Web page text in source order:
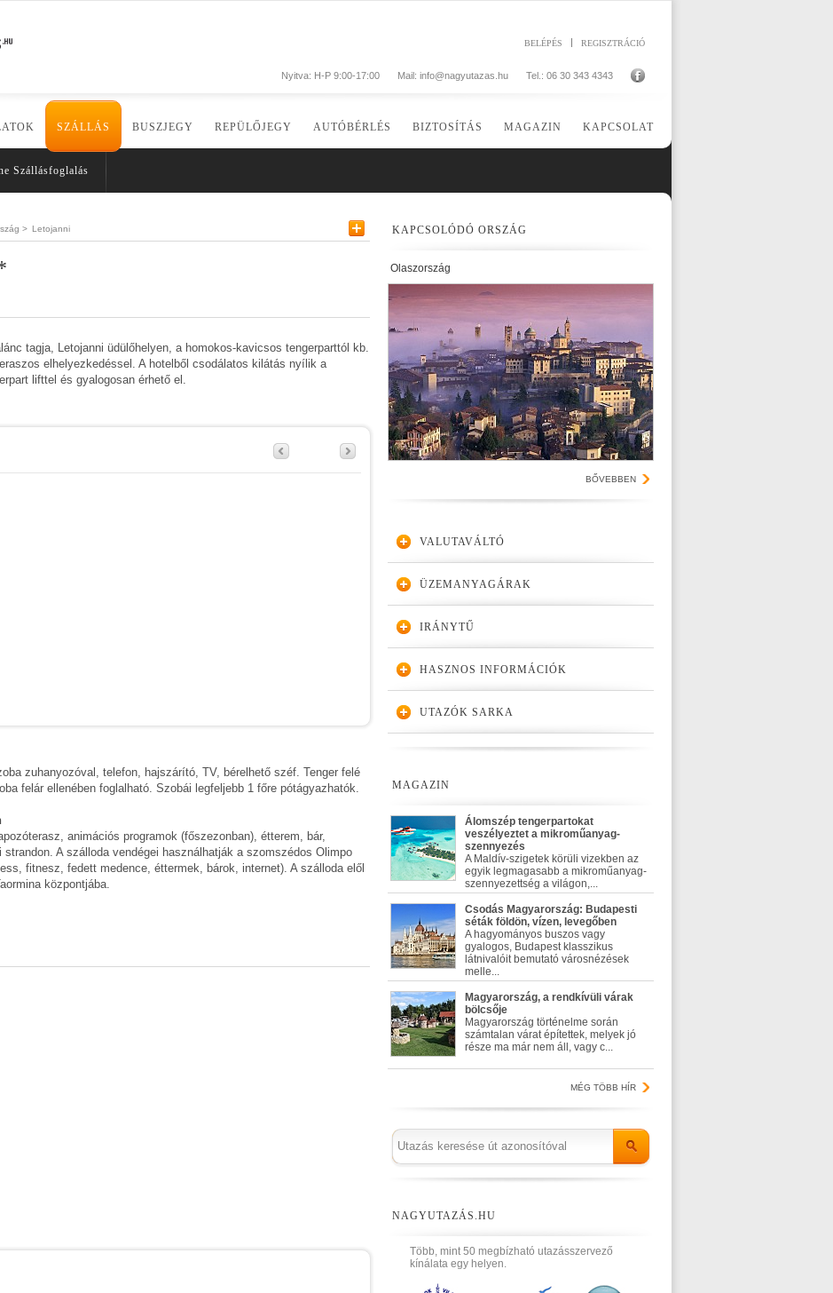
REGISZTRÁCIÓ
BELÉPÉS
Tel.: 06 30 343 4343
Mail: info@nagyutazas.hu
Nyitva: H-P 9:00-17:00
SZÁLLÁS BUSZJEGY REPÜLŐJEGY AUTÓBÉRLÉS BIZTOSÍTÁS MAGAZIN KAPCSOLAT
Szállásfoglalás
> Letojanni
tagja, Letojanni üdülőhelyen, a homokos-kavicsos tengerparttól kb.
elhelyezkedéssel. A hotelből csodálatos kilátás nyílik a
lifttel és gyalogosan érhető el.
zuhanyozóval, telefon, hajszárító, TV, bérelhető széf. Tenger felé
felár ellenében foglalható. Szobái legfeljebb 1 főre pótágyazhatók.
animációs programok (főszezonban), étterem, bár,
strandon. A szálloda vendégei használhatják a szomszédos Olimpo
fitnesz, fedett medence, éttermek, bárok, internet). A szálloda elől
központjába.
KAPCSOLÓDÓ ORSZÁG
Olaszország
BŐVEBBEN
VALUTAVÁLTÓ
ÜZEMANYAGÁRAK
IRÁNYTŰ
HASZNOS INFORMÁCIÓK
UTAZÓK SARKA
MAGAZIN
Álomszép tengerpartokat
veszélyeztet a mikroműanyag-
szennyezés
A Maldív-szigetek körüli vizekben az
egyik legmagasabb a mikroműanyag-
szennyezettség a világon,...
Csodás Magyarország: Budapesti
séták földön, vízen, levegőben
A hagyományos buszos vagy
gyalogos, Budapest klasszikus
látnivalóit bemutató városnézések
melle...
Magyarország, a rendkívüli várak
bölcsője
Magyarország történelme során
számtalan várat építettek, melyek jó
része ma már nem áll, vagy c...
MÉG TÖBB HÍR
NAGYUTAZÁS.HU
Több, mint 50 megbízható utazásszervező
kínálata egy helyen.